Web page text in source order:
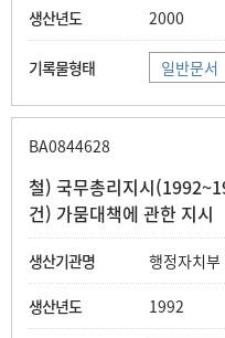
2000
일반문서
BA0844628
철) 국무총리지시
건) 가뭄대책에 관한 지시
행정자치
1992